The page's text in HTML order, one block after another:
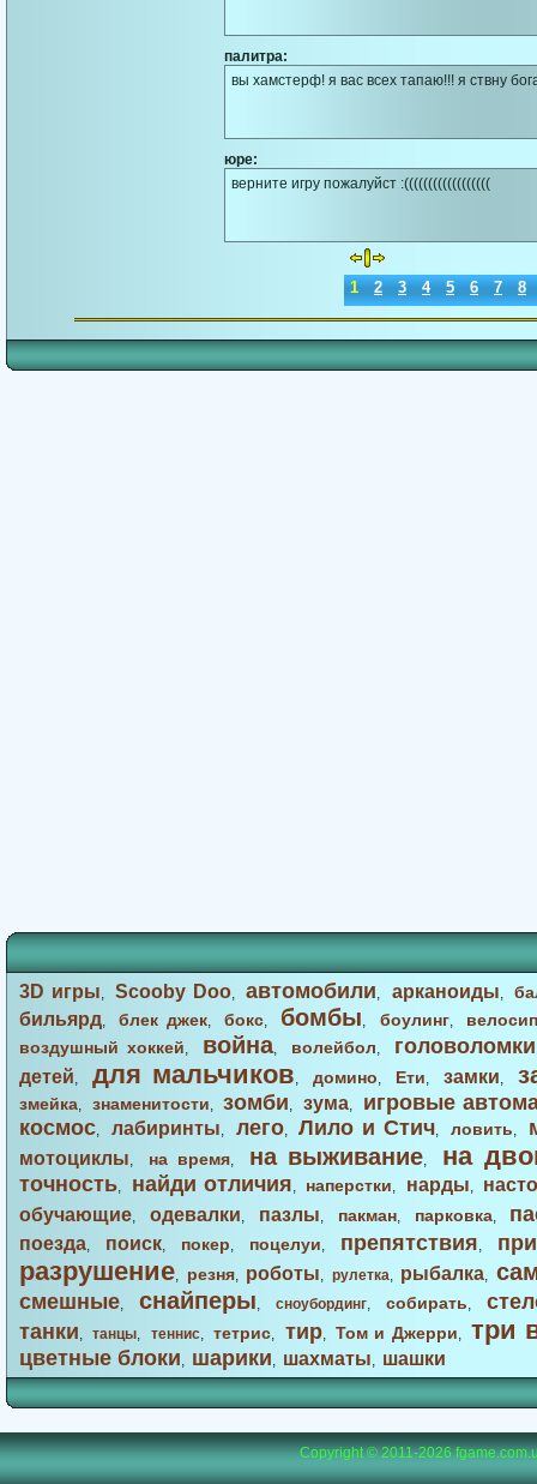
палитра:
вы хамстерф! я вас всех тапаю!!! я ствну
юре:
верните игру пожалуйст :((((((((((((((((((
1 2 3 4 5 6 7 8
3D игры,Scooby Doo,автомобили, арканоиды,
бильярд,блек джек,бокс, бомбы, боулинг,
воздушный хоккей, война, волейбол, головоломки
детей, для мальчиков, домино, Ети, замки,
змейка, знаменитости,зомби, зума,
игровые
космос, лабиринты, лего,Лило и Стич,ловить,
мотоциклы, на время, на выживание, на
точность, найди отличия, наперстки, нарды,
обучающие, одевалки, пазлы, пакман, парковка,
поезда, поиск, покер, поцелуи, препятствия,
разрушение, резня, роботы, рулетка, рыбалка,
смешные, снайперы, сноубординг, собирать,
танки,танцы, теннис,тетрис, тир,Том и Джерри, три
цветные блоки, шарики, шахматы, шашки
Copyright © 2011-2026